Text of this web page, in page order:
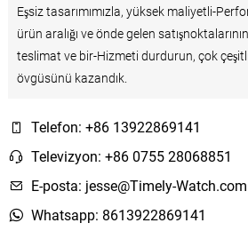
Eşsiz tasarımımızla, yüksek maliyetli-
ürün aralığı ve önde gelen
teslimat ve bir-Hizmeti durdurun, çok
övgüsünü kazandık.
Telefon: +86 13922869141
Televizyon: +86 0755 28068851
E-posta: jesse@Timely-Watch.com
Whatsapp: 8613922869141